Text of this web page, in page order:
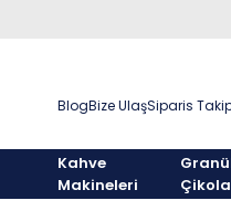
BlogBize UlaşSiparis
Kahve
Makineleri